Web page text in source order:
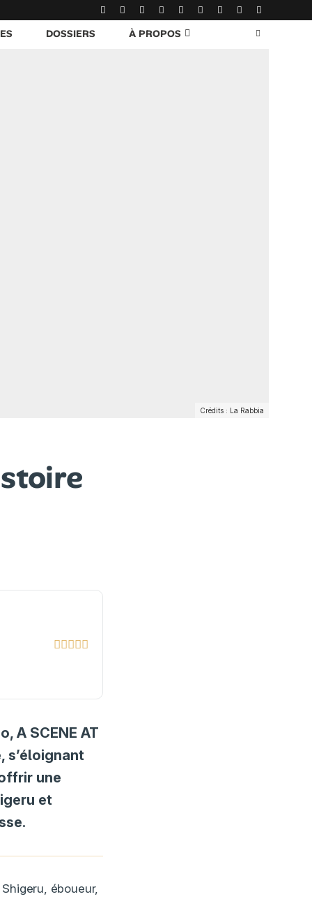
DOSSIERS À PROPOS
Crédits : La Rabbia
A SCENE AT
s’éloignant
une
et
éboueur,